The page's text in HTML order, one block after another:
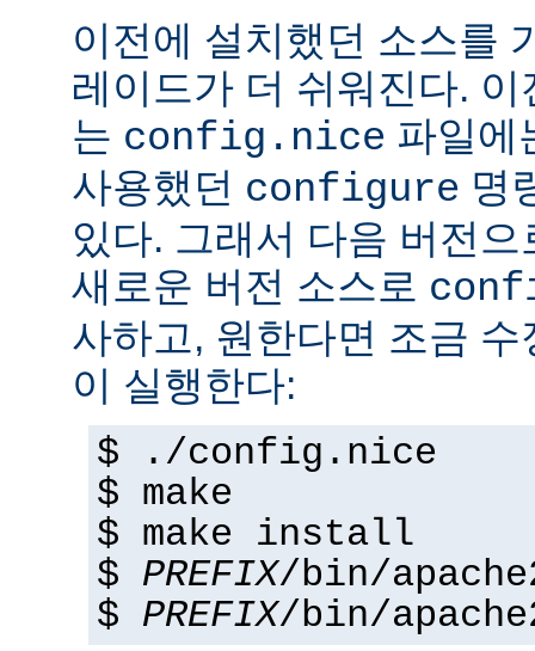
이전에 설치했던 소스를
레이드가 더 쉬워진다.
는 config.nice 파일에
사용했던 configure 명
있다. 그래서 다음 버전
새로운 버전 소스로
사하고, 원한다면 조금
이 실행한다:
$ ./config.nice
$ make
$ make install
$ PREFIX/bin/
$ PREFIX/bin/